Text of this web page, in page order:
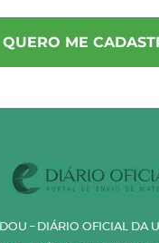
DOU – DIÁRIO OFICIAL DA